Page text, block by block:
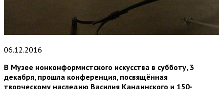
06.12.2016
В Музее нонконформистского искусства в субботу, 3
декабря, прошла конференция, посвящённая
творческому наследию Василия Кандинского и 150-